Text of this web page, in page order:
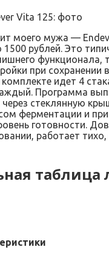
моего мужа —
рублей. Это
функционала,
при сохранении
идет 4
Программа
стеклянную
ферментации и
готовности.
работает